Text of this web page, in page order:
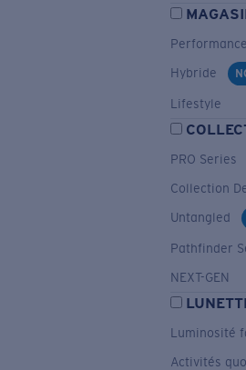
Performance
Hybride
Lifestyle
PRO Series
Collection
Untangled
Pathfinder
NEXT-GEN
Luminosité
Activités